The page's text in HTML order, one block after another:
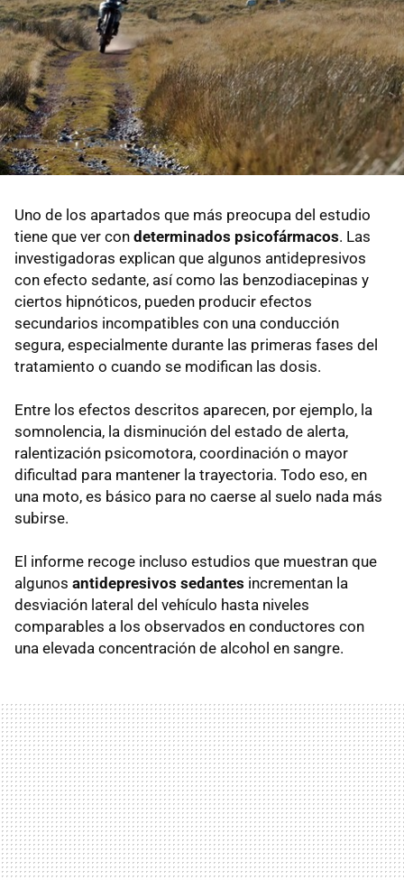
Uno de los apartados que más preocupa del estudio
tiene que ver con determinados psicofármacos. Las
investigadoras explican que algunos antidepresivos
con efecto sedante, así como las benzodiacepinas y
ciertos hipnóticos, pueden producir efectos
secundarios incompatibles con una conducción
segura, especialmente durante las primeras fases del
tratamiento o cuando se modifican las dosis.
Entre los efectos descritos aparecen, por ejemplo, la
somnolencia, la disminución del estado de alerta,
ralentización psicomotora, coordinación o mayor
dificultad para mantener la trayectoria. Todo eso, en
una moto, es básico para no caerse al suelo nada más
subirse.
El informe recoge incluso estudios que muestran que
algunos antidepresivos sedantes incrementan la
desviación lateral del vehículo hasta niveles
comparables a los observados en conductores con
una elevada concentración de alcohol en sangre.